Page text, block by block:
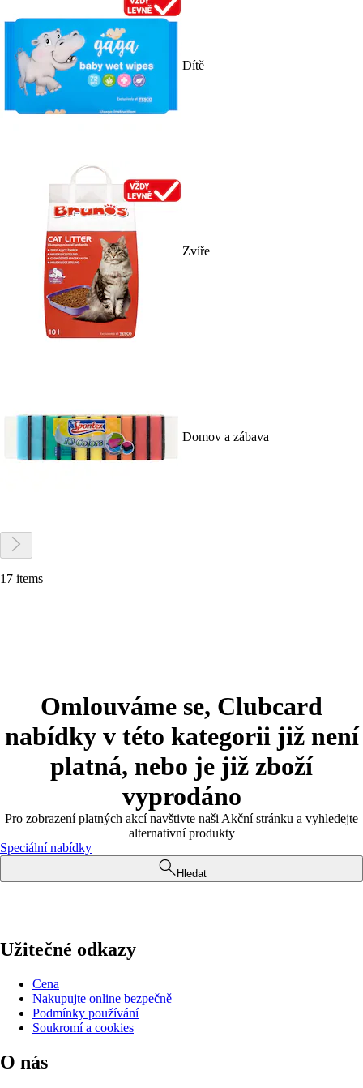
Dítě
Zvíře
Domov a zábava
17 items
Omlouváme se, Clubcard
nabídky v této kategorii již není
platná, nebo je již zboží
vyprodáno
Pro zobrazení platných akcí navštivte naši Akční stránku a vyhledejte
alternativní produkty
Speciální nabídky
Hledat
Užitečné odkazy
Cena
Nakupujte online bezpečně
Podmínky používání
Soukromí a cookies
O nás